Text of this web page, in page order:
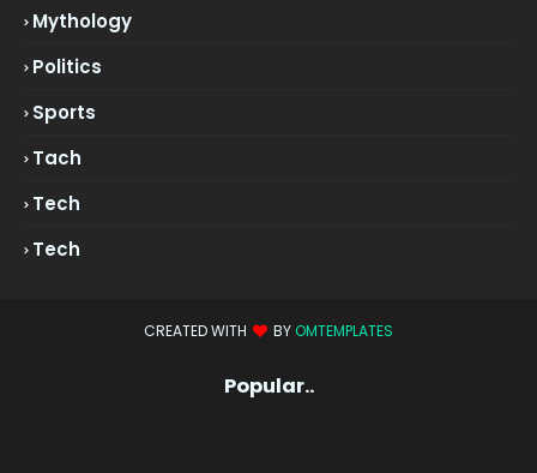
Mythology
Politics
Sports
Tach
Tech
Tech
CREATED WITH BY OMTEMPLATES
Popular..